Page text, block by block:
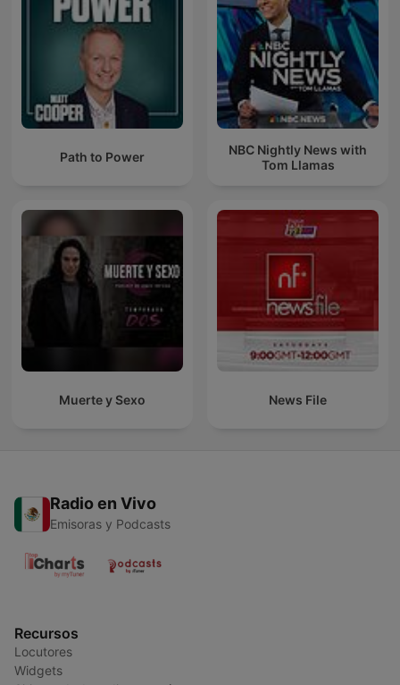
Path to Power
NBC Nightly News with
Tom Llamas
Muerte y Sexo News File
Radio en Vivo
Emisoras y Podcasts
Recursos
Locutores
Widgets